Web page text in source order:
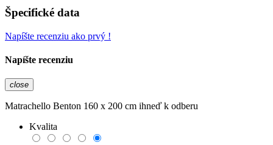
Špecifické data
Napíšte recenziu ako prvý !
Napíšte recenziu
close
Matrachello Benton 160 x 200 cm ihneď k odberu
Kvalita